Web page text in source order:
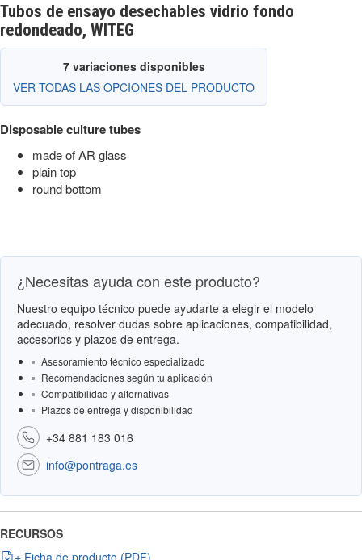
Tubos de ensayo desechables vidrio fondo
redondeado, WITEG
7 variaciones disponibles
VER TODAS LAS OPCIONES DEL PRODUCTO
Disposable culture tubes
made of AR glass
plain top
round bottom
¿Necesitas ayuda con este producto?
Nuestro equipo técnico puede ayudarte a elegir el modelo
adecuado, resolver dudas sobre aplicaciones, compatibilidad,
accesorios y plazos de entrega.
Asesoramiento técnico especializado
Recomendaciones según tu aplicación
Compatibilidad y alternativas
Plazos de entrega y disponibilidad
+34 881 183 016
info@pontraga.es
RECURSOS
+ Ficha de producto (PDF)